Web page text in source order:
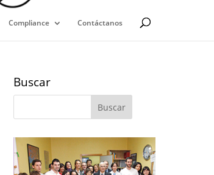
Compliance Contáctanos
Buscar